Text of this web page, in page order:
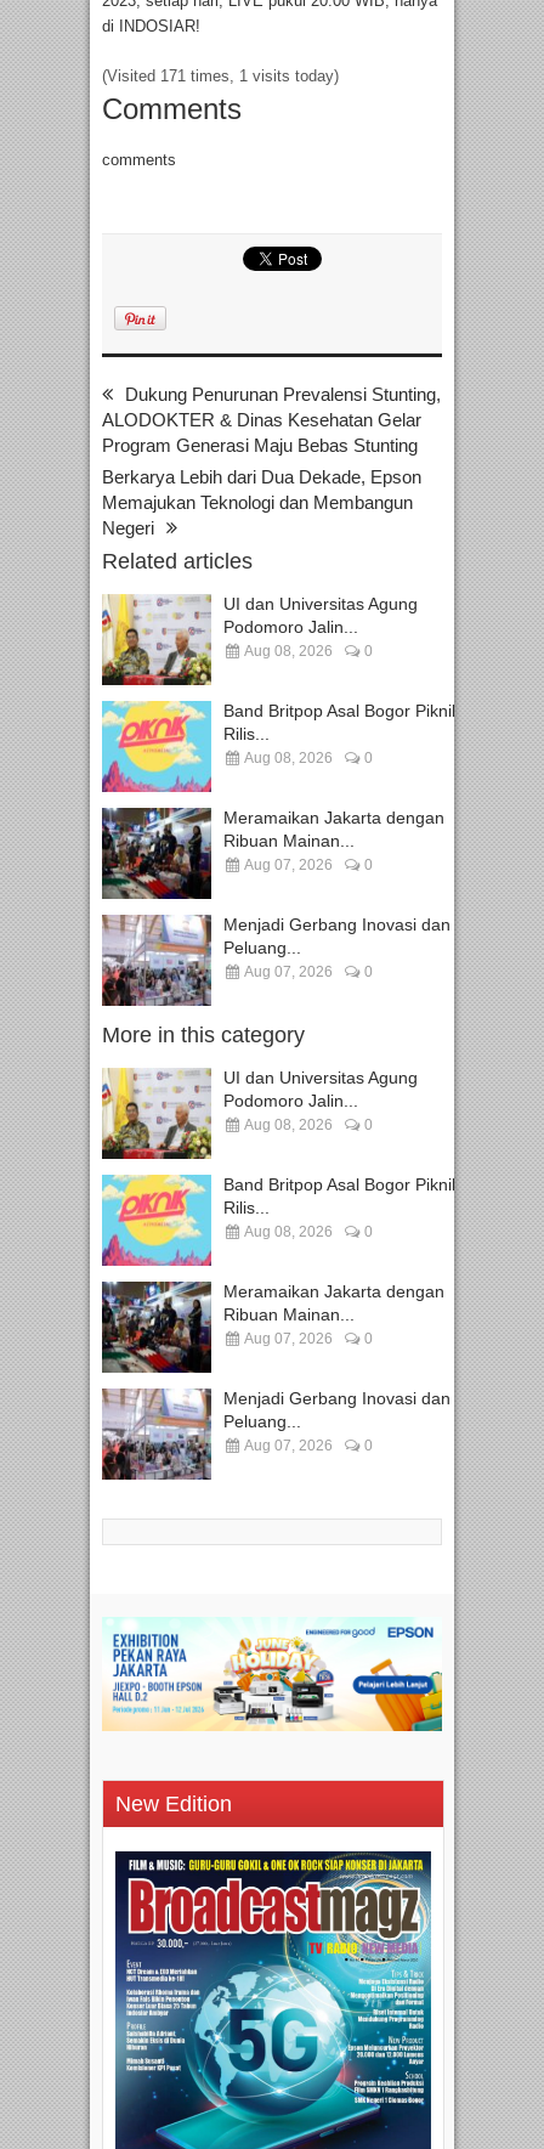
di INDOSIAR!
(Visited 171 times, 1 visits today)
Comments
comments
Dukung Penurunan Prevalensi Stunting,
ALODOKTER & Dinas Kesehatan Gelar
Program Generasi Maju Bebas Stunting
Berkarya Lebih dari Dua Dekade, Epson
Memajukan Teknologi dan Membangun
Negeri
Related articles
UI dan Universitas Agung
Podomoro Jalin...
Aug 08, 2026 0
Band Britpop Asal Bogor Piknik
Rilis...
Aug 08, 2026 0
Meramaikan Jakarta dengan
Ribuan Mainan...
Aug 07, 2026 0
Menjadi Gerbang Inovasi dan
Peluang...
Aug 07, 2026 0
More in this category
UI dan Universitas Agung
Podomoro Jalin...
Aug 08, 2026 0
Band Britpop Asal Bogor Piknik
Rilis...
Aug 08, 2026 0
Meramaikan Jakarta dengan
Ribuan Mainan...
Aug 07, 2026 0
Menjadi Gerbang Inovasi dan
Peluang...
Aug 07, 2026 0
New Edition